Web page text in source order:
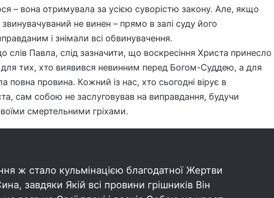
– вона отримувала за усією суворістю закону. Але, якщо
не винен – прямо в залі суду його
і знімали всі обвинувачення.
слів Павла, слід зазначити, що воскресіння Христа принесло
для тих, хто виявився невинним перед Богом-Суддею, а для
повна провина. Кожний із нас, хто сьогодні вірує в
сам собою не заслуговував на виправдання, будучи
смертельними гріхами.
ж стало кульмінацією благодатної Жертви
завдяки Якій всі провини грішників Він